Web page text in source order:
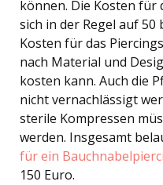
können. Die Kosten für
sich in der Regel auf 50
Kosten für das
nach Material und
kosten kann. Auch die
nicht vernachlässigt
sterile Kompressen
werden. Insgesamt
für ein
150 Euro.